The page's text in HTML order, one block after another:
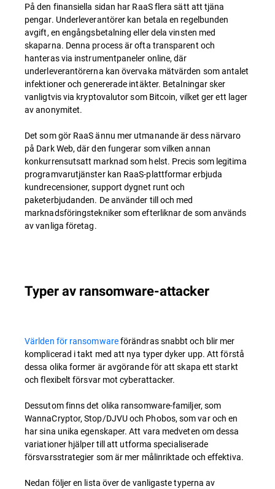
På den finansiella sidan har RaaS flera sätt att tjäna
pengar. Underleverantörer kan betala en regelbunden
avgift, en engångsbetalning eller dela vinsten med
skaparna. Denna process är ofta transparent och
hanteras via instrumentpaneler online, där
underleverantörerna kan övervaka mätvärden som antalet
infektioner och genererade intäkter. Betalningar sker
vanligtvis via kryptovalutor som Bitcoin, vilket ger ett lager
av anonymitet.
Det som gör RaaS ännu mer utmanande är dess närvaro
på Dark Web, där den fungerar som vilken annan
konkurrensutsatt marknad som helst. Precis som legitima
programvarutjänster kan RaaS-plattformar erbjuda
kundrecensioner, support dygnet runt och
paketerbjudanden. De använder till och med
marknadsföringstekniker som efterliknar de som används
av vanliga företag.
Typer av ransomware-attacker
Världen för ransomwareförändras snabbt och blir mer
komplicerad i takt med att nya typer dyker upp. Att förstå
dessa olika former är avgörande för att skapa ett starkt
och flexibelt försvar mot cyberattacker.
Dessutom finns det olika ransomware-familjer, som
WannaCryptor, Stop/DJVU och Phobos, som var och en
har sina unika egenskaper. Att vara medveten om dessa
variationer hjälper till att utforma specialiserade
försvarsstrategier som är mer målinriktade och effektiva.
Nedan följer en lista över de vanligaste typerna av